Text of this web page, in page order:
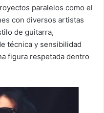
paralelos como el
con diversos artistas
de guitarra,
técnica y sensibilidad
figura respetada dentro